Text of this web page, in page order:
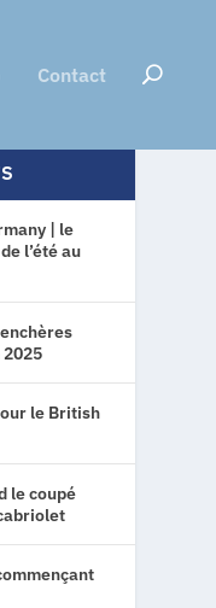
Contact
| le
l’été au
le British
le coupé